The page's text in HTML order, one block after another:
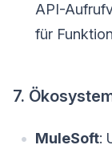
API-
für
7.
MuleSoft: